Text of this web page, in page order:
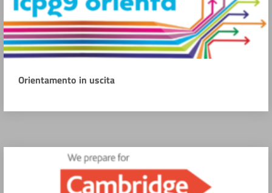
Orientamento in uscita